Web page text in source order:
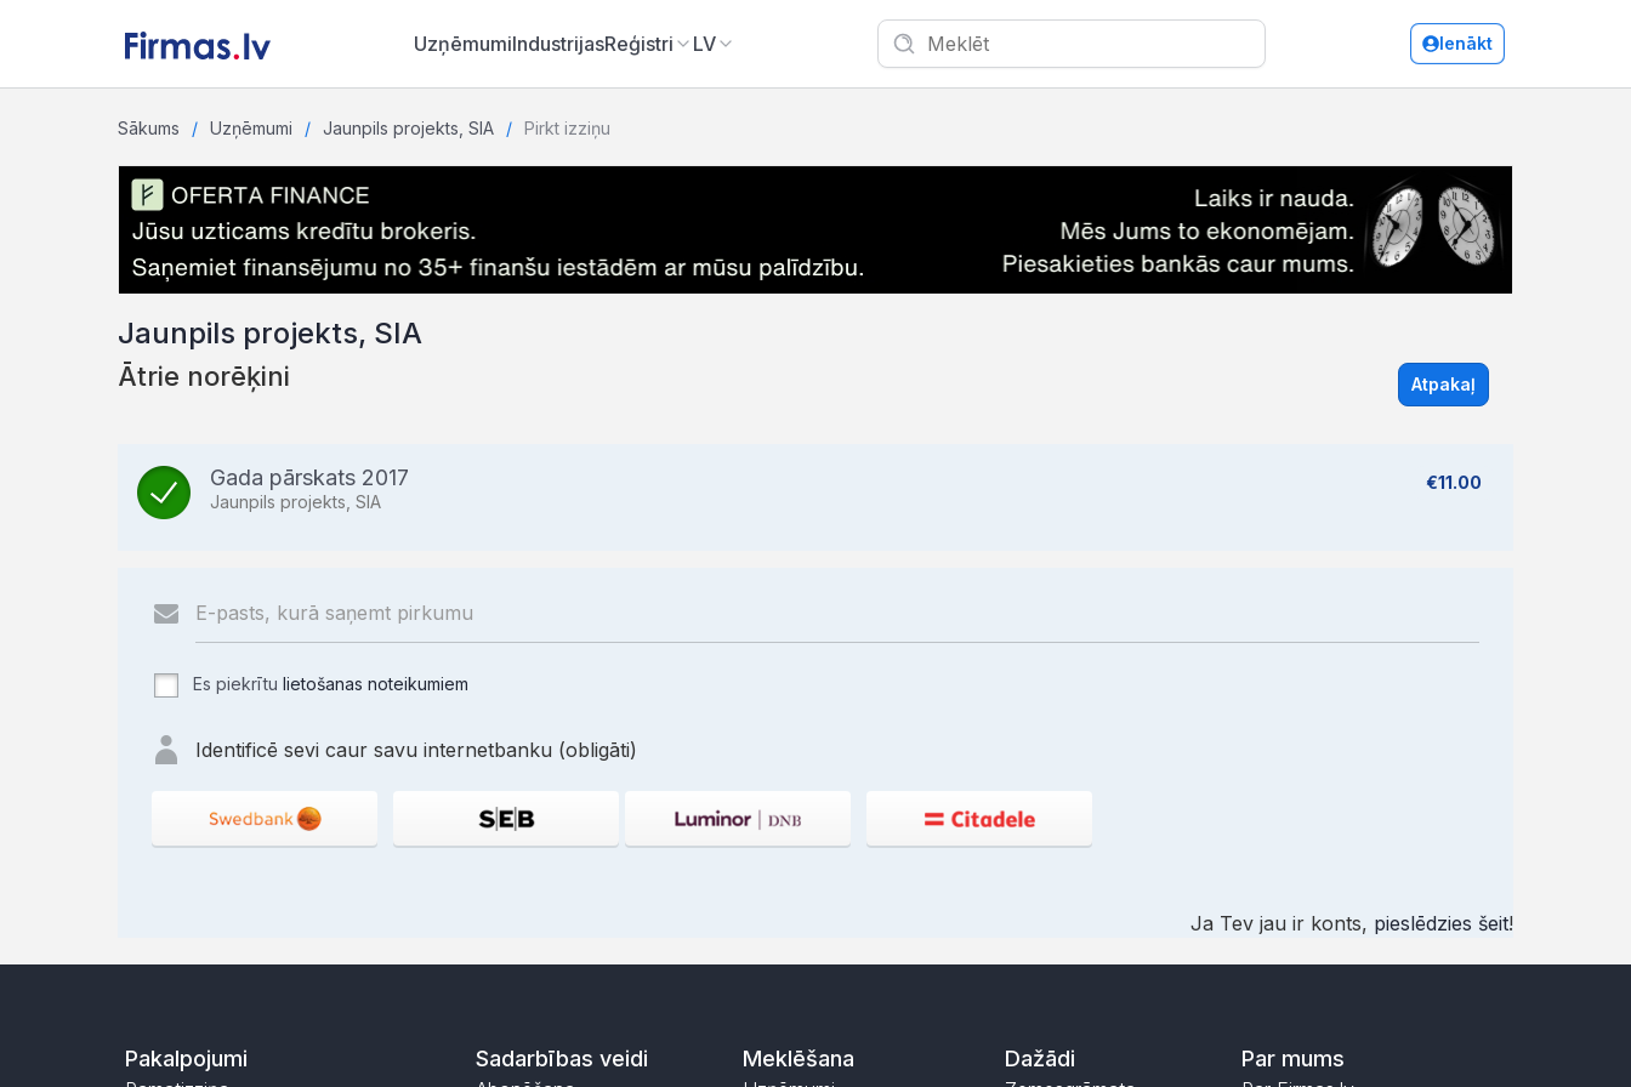
UzņēmumiIndustrijasReģistri LV Ienākt
Sākums Uzņēmumi Jaunpils projekts, SIA Pirkt izziņu
Jaunpils projekts, SIA
Ātrie norēķini Atpakaļ
Gada pārskats 2017
Jaunpils projekts, SIA
€11.00
Es piekrītu lietošanas noteikumiem
Identificē sevi caur savu internetbanku (obligāti)
Ja Tev jau ir konts, pieslēdzies šeit!
Pakalpojumi Sadarbības veidi Meklēšana Dažādi Par mums